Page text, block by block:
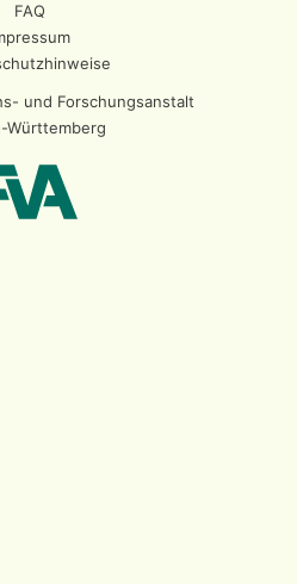
FAQ
und Forschungsanstalt
Württemberg